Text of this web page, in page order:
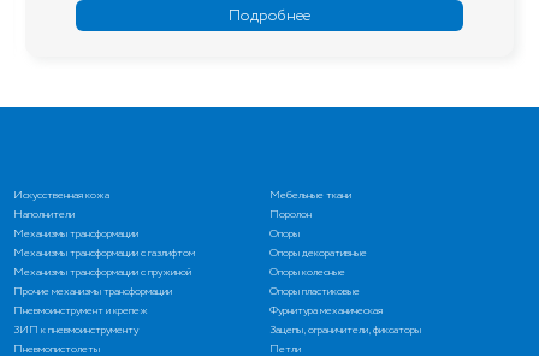
Подробнее
Искусственная кожа
Мебельные ткани
Наполнители
Поролон
Механизмы трансформации
Механизмы трансформации с газлифтом
Механизмы трансформации с пружиной
Прочие механизмы трансформации
Опоры
Опоры декоративные
Опоры колесные
Опоры пластиковые
Пневмоинструмент и крепеж
ЗИП к пневмоинструменту
Пневмопистолеты
Фурнитура механическая
Зацепы, ограничители, фиксаторы
Петли